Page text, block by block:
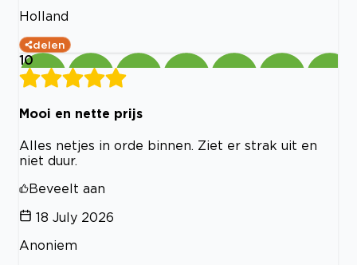
Holland
delen
10
Mooi en nette prijs
Alles netjes in orde binnen. Ziet er strak uit en
niet duur.
Beveelt aan
18 July 2026
Anoniem